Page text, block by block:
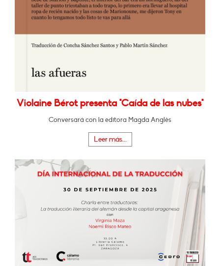
Violaine Bérot presenta "Caída de las nubes"
Conversará con la editora Magda Anglès
Leer más...